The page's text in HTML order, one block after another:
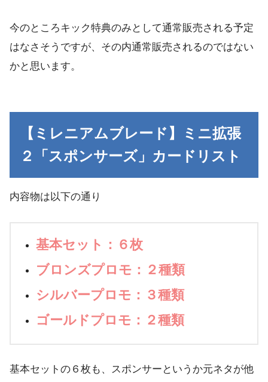
今のところキック特典のみとして通常販売される予定
はなさそうですが、その内通常販売されるのではない
かと思います。
【ミレニアムブレード】ミニ拡張
２「スポンサーズ」カードリスト
内容物は以下の通り
基本セット：６枚
ブロンズプロモ：２種類
シルバープロモ：３種類
ゴールドプロモ：２種類
基本セットの６枚も、スポンサーというか元ネタが他